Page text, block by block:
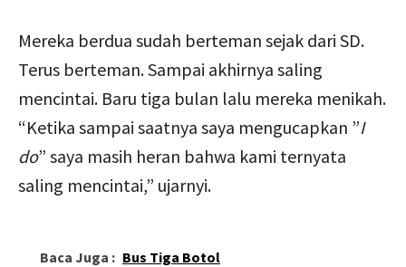
Mereka berdua sudah berteman sejak dari SD.
Terus berteman. Sampai akhirnya saling
mencintai. Baru tiga bulan lalu mereka menikah.
“Ketika sampai saatnya saya mengucapkan ”I
do” saya masih heran bahwa kami ternyata
saling mencintai,” ujarnyi.
Baca Juga : Bus Tiga Botol